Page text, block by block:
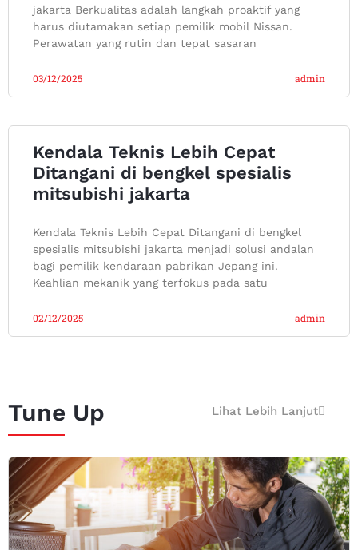
jakarta Berkualitas adalah langkah proaktif yang
harus diutamakan setiap pemilik mobil Nissan.
Perawatan yang rutin dan tepat sasaran
admin
03/12/2025
Kendala Teknis Lebih Cepat
Ditangani di bengkel spesialis
mitsubishi jakarta
Kendala Teknis Lebih Cepat Ditangani di bengkel
spesialis mitsubishi jakarta menjadi solusi andalan
bagi pemilik kendaraan pabrikan Jepang ini.
Keahlian mekanik yang terfokus pada satu
admin
02/12/2025
Tune Up Lihat Lebih Lanjut